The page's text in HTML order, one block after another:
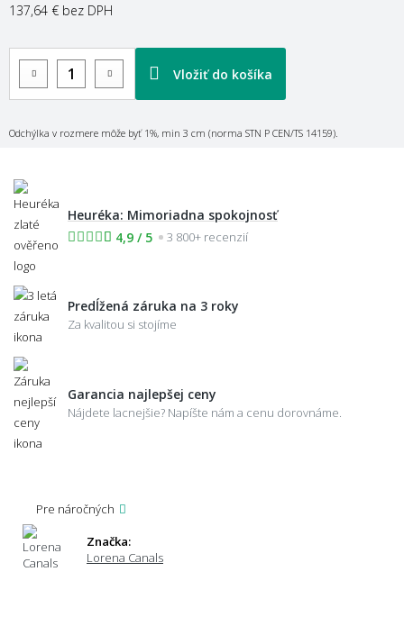
137,64 € bez DPH
Vložiť do košíka
Odchýlka v rozmere môže byť 1%, min 3 cm (norma STN P CEN/TS 14159).
Heuréka: Mimoriadna spokojnosť
4,9 / 5
3 800+ recenzií
Predĺžená záruka na 3 roky
Za kvalitou si stojíme
Garancia najlepšej ceny
Nájdete lacnejšie? Napíšte nám a cenu dorovnáme.
Pre náročných
Značka:
Lorena Canals